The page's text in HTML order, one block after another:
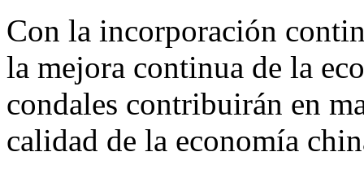
Con la incorporación
la mejora continua de la
condales contribuirán en
calidad de la economía